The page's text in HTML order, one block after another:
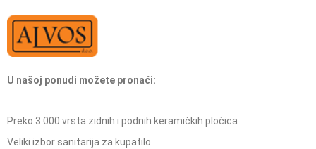
U našoj ponudi možete pronaći:
Preko 3.000 vrsta zidnih i podnih keramičkih pločica
Veliki izbor sanitarija za kupatilo